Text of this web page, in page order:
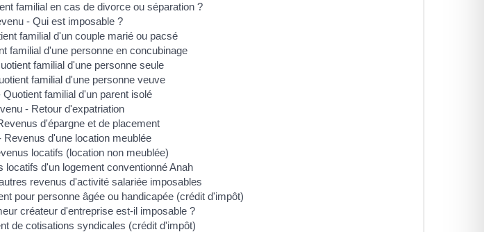
familial en cas de divorce ou séparation ?
- Qui est imposable ?
familial d'un couple marié ou pacsé
familial d'une personne en concubinage
familial d'une personne seule
familial d'une personne veuve
familial d'un parent isolé
- Retour d'expatriation
d'épargne et de placement
Revenus d'une location meublée
locatifs (location non meublée)
locatifs d'un logement conventionné Anah
revenus d'activité salariée imposables
pour personne âgée ou handicapée (crédit d'impôt)
créateur d'entreprise est-il imposable ?
de cotisations syndicales (crédit d'impôt)